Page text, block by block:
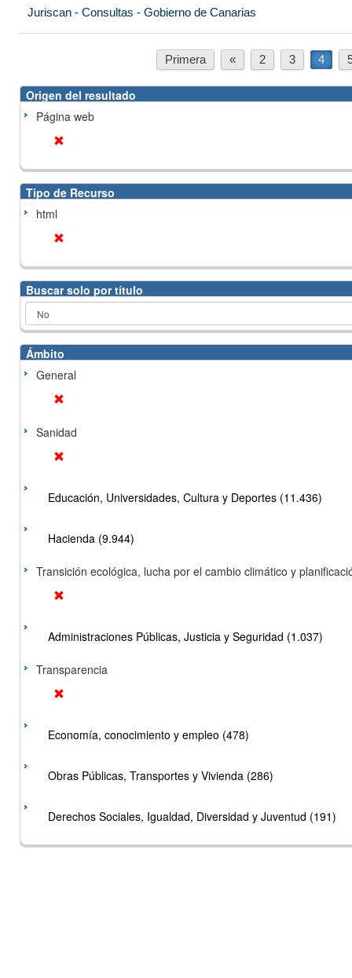
Juriscan - Consultas - Gobierno de Canarias
Primera « 2 3 4
Origen del resultado
Página web
Tipo de Recurso
html
Buscar solo por título
Ámbito
General
Sanidad
Educación, Universidades, Cultura y Deportes (11.436)
Hacienda (9.944)
Transición ecológica, lucha por el cambio climático y
Administraciones Públicas, Justicia y Seguridad (1.037)
Transparencia
Economía, conocimiento y empleo (478)
Obras Públicas, Transportes y Vivienda (286)
Derechos Sociales, Igualdad, Diversidad y Juventud (191)